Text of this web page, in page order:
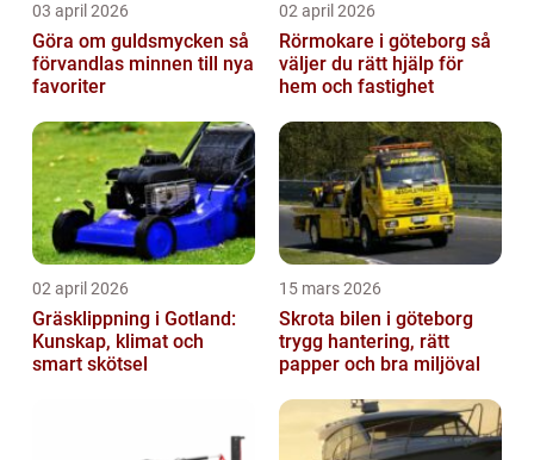
03 april 2026
Göra om guldsmycken så
förvandlas minnen till nya
favoriter
02 april 2026
Rörmokare i göteborg så
väljer du rätt hjälp för
hem och fastighet
02 april 2026
Gräsklippning i Gotland:
Kunskap, klimat och
smart skötsel
15 mars 2026
Skrota bilen i göteborg
trygg hantering, rätt
papper och bra miljöval